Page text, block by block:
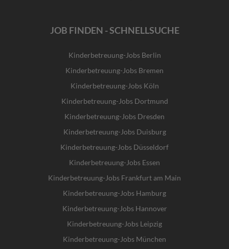
JOB FINDEN - SCHNELLSUCHE
Kinderbetreuung-Jobs Berlin
Kinderbetreuung-Jobs Bremen
Kinderbetreuung-Jobs Köln
Kinderbetreuung-Jobs Dortmund
Kinderbetreuung-Jobs Dresden
Kinderbetreuung-Jobs Duisburg
Kinderbetreuung-Jobs Düsseldorf
Kinderbetreuung-Jobs Essen
Kinderbetreuung-Jobs Frankfurt am Main
Kinderbetreuung-Jobs Hamburg
Kinderbetreuung-Jobs Hannover
Kinderbetreuung-Jobs Leipzig
Kinderbetreuung-Jobs München